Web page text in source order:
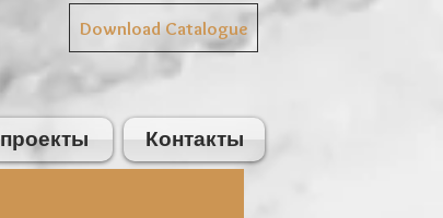
проекты Контакты
Download Catalogue